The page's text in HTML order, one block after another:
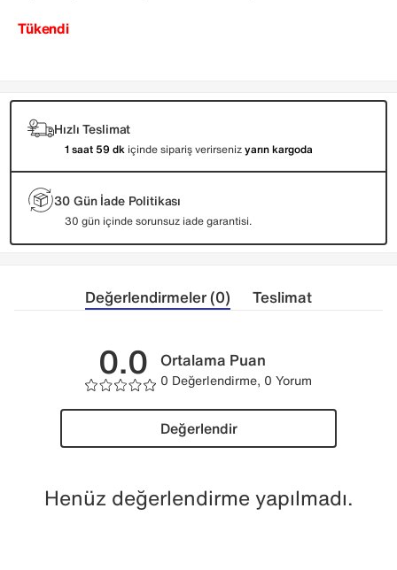
Tükendi
Hızlı Teslimat
1 saat 59 dk içinde sipariş verirsenizyarın kargoda
30 Gün İade Politikası
30 gün içinde sorunsuz iade garantisi.
Değerlendirmeler (0) Teslimat
0.0 Ortalama Puan
0 Değerlendirme, 0 Yorum
Değerlendir
Henüz değerlendirme yapılmadı.